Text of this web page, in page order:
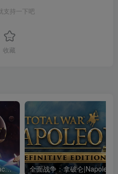
支持一下吧
收藏
坎巴拉太空计划|Kerbal Space Program|1.12.5.3190|整合全DLC